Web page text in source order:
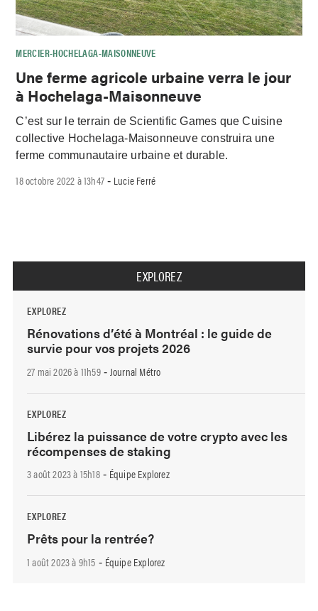
MERCIER-HOCHELAGA-MAISONNEUVE
Une ferme agricole urbaine verra le jour
à Hochelaga-Maisonneuve
C’est sur le terrain de Scientific Games que Cuisine
collective Hochelaga-Maisonneuve construira une
ferme communautaire urbaine et durable.
18 octobre 2022 à 13h47 - Lucie Ferré
EXPLOREZ
EXPLOREZ
Rénovations d’été à Montréal : le guide de
survie pour vos projets 2026
27 mai 2026 à 11h59- Journal Métro
EXPLOREZ
Libérez la puissance de votre crypto avec les
récompenses de staking
3 août 2023 à 15h18- Équipe Explorez
EXPLOREZ
Prêts pour la rentrée?
1 août 2023 à 9h15 - Équipe Explorez